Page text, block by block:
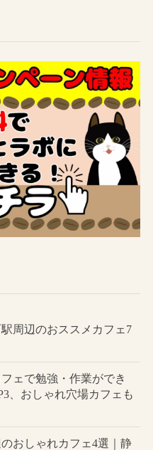
駅周辺のおススメカフェ7
ェで勉強・作業ができ
、おしゃれ穴場カフェも
のおしゃれカフェ4選｜静